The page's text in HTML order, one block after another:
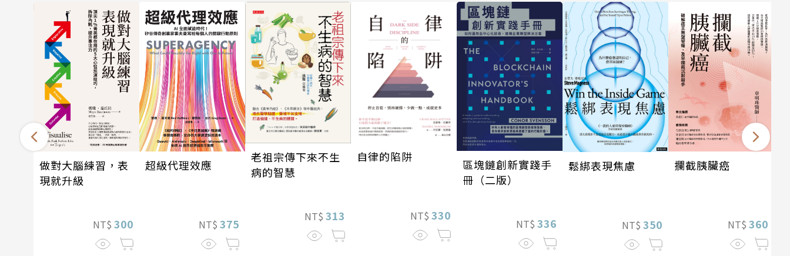
做對大腦練習，表
現就升級
NT$ 300
超級代理效應
NT$ 375
老祖宗傳下來不生
病的智慧
NT$ 313
自律的陷阱
NT$ 330
區塊鏈創新實踐手
冊（二版）
NT$ 336
鬆綁表現焦慮
NT$ 350
攔截胰臟癌
NT$ 360